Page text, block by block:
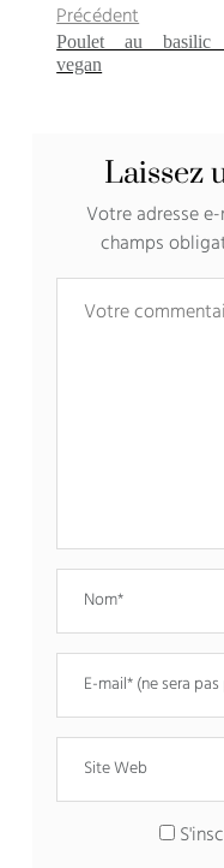
Précédent
Poulet au basilic
vegan
Laissez
Votre adresse
champs